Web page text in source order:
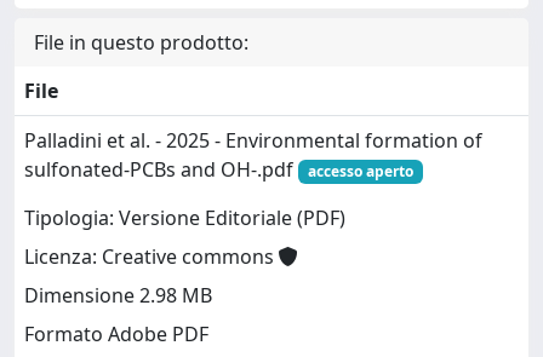
File in questo prodotto:
File
Palladini et al. - 2025 - Environmental formation of
sulfonated-PCBs and OH-.pdf
accesso aperto
Tipologia: Versione Editoriale (PDF)
Licenza: Creative commons
Dimensione 2.98 MB
Formato Adobe PDF